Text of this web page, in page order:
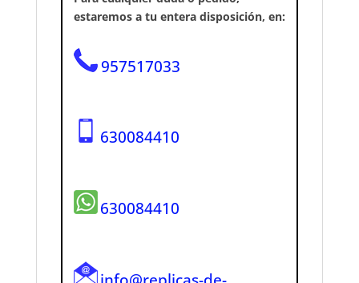
estaremos a tu entera disposición, en:
957517033
630084410
630084410